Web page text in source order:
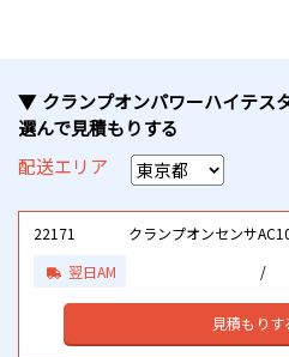
クランプオンパワーハイテス
選んで見積もりする
配送エリア
22171
クランプオンセンサ
翌日AM
見積もりす